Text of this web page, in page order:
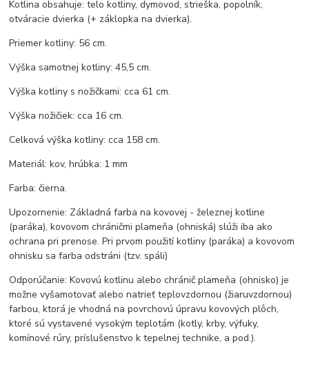
Kotlina obsahuje: telo kotliny, dymovod, strieška, popolník,
otváracie dvierka (+ záklopka na dvierka).
Priemer kotliny: 56 cm.
Výška samotnej kotliny: 45,5 cm.
Výška kotliny s nožičkami: cca 61 cm.
Výška nožičiek: cca 16 cm.
Celková výška kotliny: cca 158 cm.
Materiál: kov, hrúbka: 1 mm
Farba: čierna.
Upozornenie: Základná farba na kovovej - železnej kotline
(paráka), kovovom chráničmi plameňa (ohniská) slúži iba ako
ochrana pri prenose. Pri prvom použití kotliny (paráka) a kovovom
ohnisku sa farba odstráni (tzv. spáli)
Odporúčanie: Kovovú kotlinu alebo chránič plameňa (ohnisko) je
možne vyšamotovať alebo natrieť teplovzdornou (žiaruvzdornou)
farbou, ktorá je vhodná na povrchovú úpravu kovových plôch,
ktoré sú vystavené vysokým teplotám (kotly, krby, výfuky,
komínové rúry, príslušenstvo k tepelnej technike, a pod.).